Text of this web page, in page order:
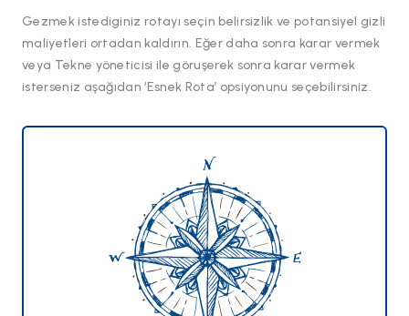
Gezmek istediginiz rotayı seçin belirsizlik ve potansiyel gizli
maliyetleri ortadan kaldırın. Eğer daha sonra karar vermek
veya Tekne yöneticisi ile göruşerek sonra karar vermek
isterseniz aşağıdan ‘Esnek Rota’ opsiyonunu seçebilirsiniz.